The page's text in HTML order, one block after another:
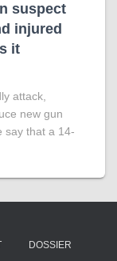
suspect
injured
it
attack,
new gun
say that a 14-
DOSSIER